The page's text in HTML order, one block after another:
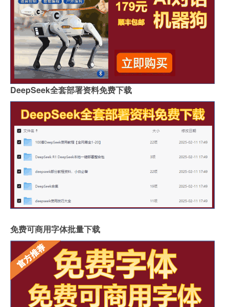
DeepSeek全套部署资料免费下载
免费可商用字体批量下载